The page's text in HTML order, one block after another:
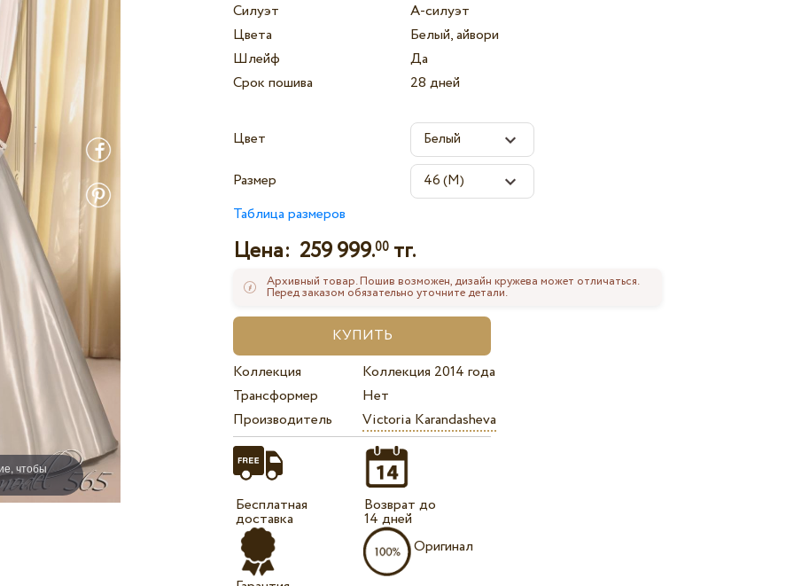
чтобы
Силуэт
А-силуэт
Цвета
Белый, айвори
Шлейф
Да
Срок пошива
28 дней
Цвет
Размер
Таблица размеров
Цена: 259 999.00 тг.
Архивный товар. Пошив возможен, дизайн кружева может отличаться.
Перед заказом обязательно уточните детали.
Коллекция
Коллекция 2014 года
Трансформер
Нет
Производитель
Victoria Karandasheva
Бесплатная
доставка
Возврат до
14 дней
Оригинал